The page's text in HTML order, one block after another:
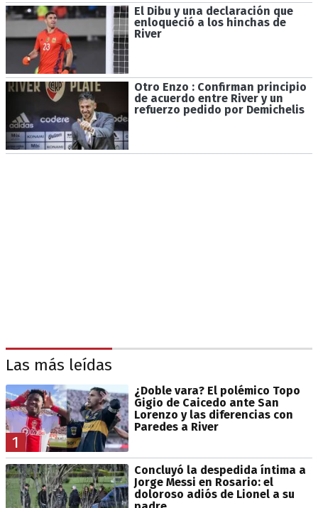
El Dibu y una declaración que
enloqueció a los hinchas de
River
Otro Enzo : Confirman principio
de acuerdo entre River y un
refuerzo pedido por Demichelis
Las más leídas
1
¿Doble vara? El polémico Topo
Gigio de Caicedo ante San
Lorenzo y las diferencias con
Paredes a River
Concluyó la despedida íntima a
Jorge Messi en Rosario: el
doloroso adiós de Lionel a su